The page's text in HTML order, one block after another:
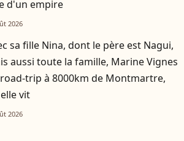
d'un empire
2026
sa fille Nina, dont le père est Nagui,
aussi toute la famille, Marine Vignes
trip à 8000km de Montmartre,
vit
2026